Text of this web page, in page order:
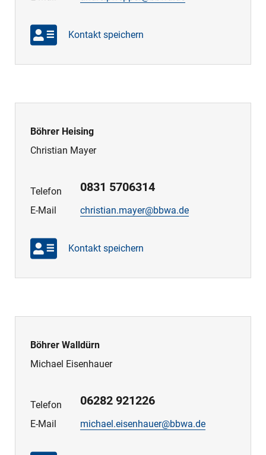
Kontakt speichern
Böhrer Heising
Christian Mayer
Telefon 0831 5706314
E-Mail christian.mayer@bbwa.de
Kontakt speichern
Böhrer Walldürn
Michael Eisenhauer
Telefon 06282 921226
E-Mail michael.eisenhauer@bbwa.de